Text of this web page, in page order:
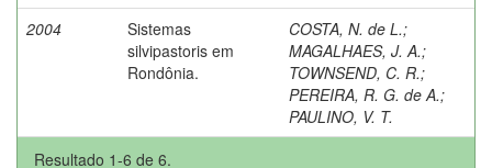
2004
Sistemas
silvipastoris em
Rondônia.
COSTA, N. de L.;
MAGALHAES, J. A.;
TOWNSEND, C. R.;
PEREIRA, R. G. de A.;
PAULINO, V. T.
Resultado 1-6 de 6.